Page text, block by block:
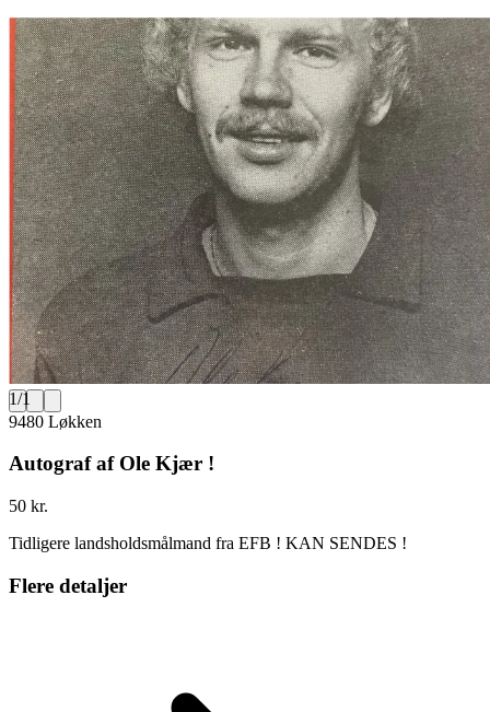
1/1
9480 Løkken
Autograf af Ole Kjær !
50 kr.
Tidligere landsholdsmålmand fra EFB ! KAN SENDES !
Flere detaljer